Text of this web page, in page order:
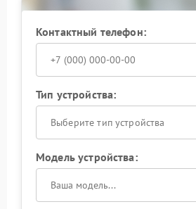
Контактный телефон:
Тип устройства:
Выберите тип устройства
Модель устройства: